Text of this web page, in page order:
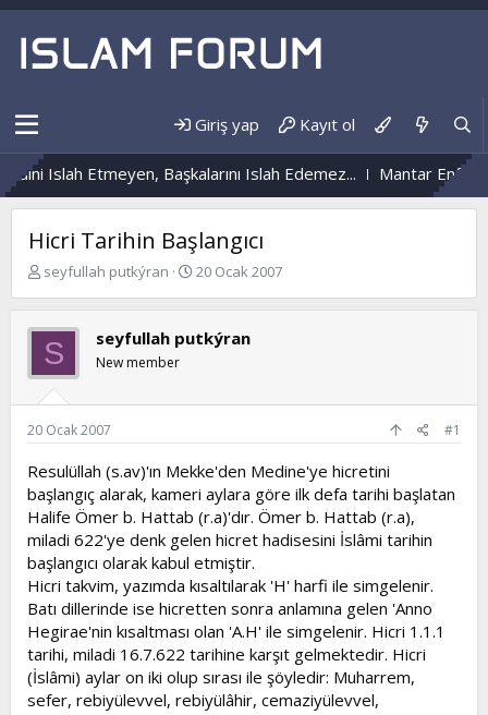
Giriş yap Kayıt ol
Islah Etmeyen, Başkalarını Islah Edemez... Mantar
Hicri Tarihin Başlangıcı
K
b
u
y
u
b
a
l
a
t
a
n
seyfullah putkýran
B
l
a
ı
a
r
h
i
20 Ocak 2007
S seyfullah putkýran
New member
20 Ocak 2007 #1
Resulüllah (s.av)'ın Mekke'den Medine'ye hicretini
başlangıç alarak, kameri aylara göre ilk defa tarihi başlatan
Halife Ömer b. Hattab (r.a)'dır. Ömer b. Hattab (r.a),
miladi 622'ye denk gelen hicret hadisesini İslâmi tarihin
başlangıcı olarak kabul etmiştir.
Hicri takvim, yazımda kısaltılarak 'H' harfi ile simgelenir.
Batı dillerinde ise hicretten sonra anlamına gelen 'Anno
Hegirae'nin kısaltması olan 'A.H' ile simgelenir. Hicri 1.1.1
tarihi, miladi 16.7.622 tarihine karşıt gelmektedir. Hicri
(İslâmi) aylar on iki olup sırası ile şöyledir: Muharrem,
sefer, rebiyülevvel, rebiyülâhir, cemaziyülevvel,